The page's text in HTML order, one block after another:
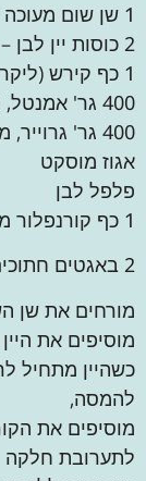
1 שן שום מעוכה
2 כוסות יין לבן – סוביניון בלאנק
1 כף קירש (ליקר דובדבנים)
400 גר' אמנטל, מגוררת
400 גר' גרוייר, מגוררת
אגוז מוסקט
פלפל לבן
1 כף קורנפלור מומס ב 1/2 כוס מים
2 באגטים חתוכים לקוביות
מורחים את שן
מוסיפים את
כשהיין מתחיל
להמסה,
מוסיפים את
לתערובת חלקה